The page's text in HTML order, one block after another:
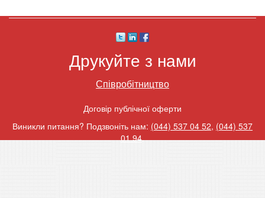
Друкуйте з нами
Співробітництво
Договір публічної оферти
Виникли питання? Подзвоніть нам: (044) 537 04 52, (044) 537
01 94.